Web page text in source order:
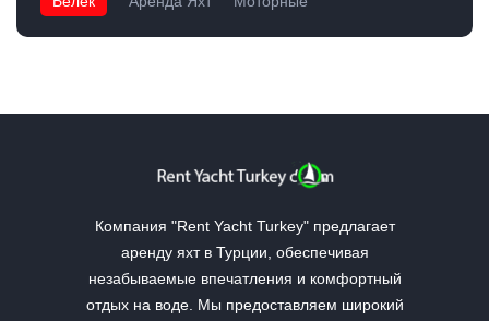
Компания "Rent Yacht Turkey" предлагает
аренду яхт в Турции, обеспечивая
незабываемые впечатления и комфортный
отдых на воде. Мы предоставляем широкий